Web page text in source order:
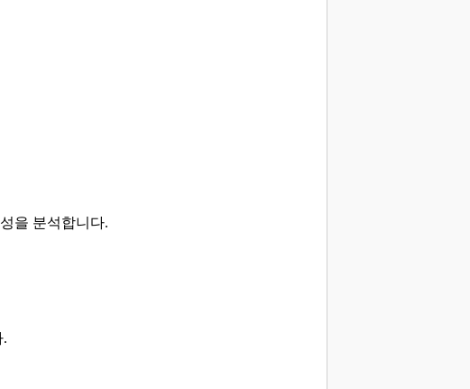
을 분석합니다.
.